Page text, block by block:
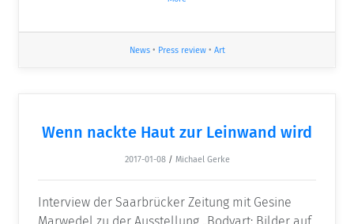
News• Press review• Art
Wenn nackte Haut zur Leinwand wird
2017-01-08 / Michael Gerke
Interview der Saarbrücker Zeitung mit Gesine